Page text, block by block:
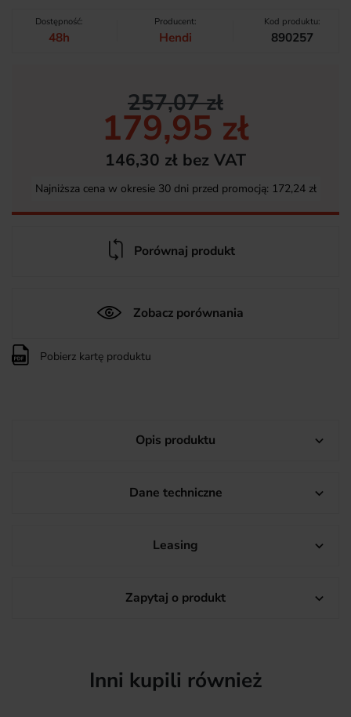
Dostępność:
48h
Producent:
Hendi
Kod produktu:
890257
257,07 zł
179,95 zł
146,30 zł bez VAT
Najniższa cena w okresie 30 dni przed promocją: 172,24 zł
Porównaj produkt
Zobacz porównania
Pobierz kartę produktu
Opis produktu 
Dane techniczne 
Leasing 
Zapytaj o produkt 
Inni kupili również